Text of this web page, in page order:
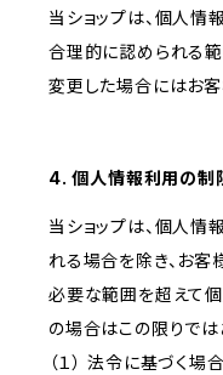
当ショップは、個人情
合理的に認められる範
変更した場合にはお
4. 個人情報利用の制
当ショップは、個人
れる場合を除き、お
必要な範囲を超えて個
の場合はこの限りでは
（１） 法令に基づく場合